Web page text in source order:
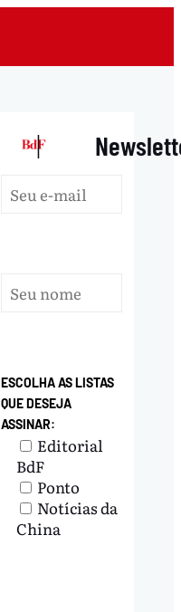
|
ESCOLHA AS LISTAS
QUE DESEJA
ASSINAR:
Editorial
BdF
Ponto
Notícias da
China